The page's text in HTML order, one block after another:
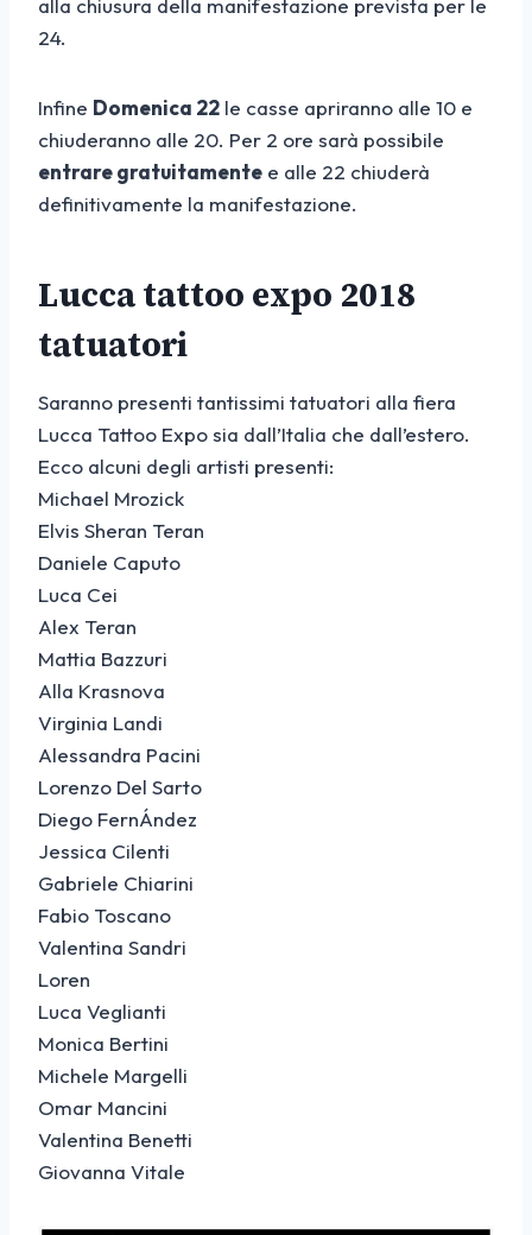
alla chiusura della manifestazione prevista per le
24.
Infine Domenica 22 le casse apriranno alle 10 e
chiuderanno alle 20. Per 2 ore sarà possibile
entrare gratuitamente e alle 22 chiuderà
definitivamente la manifestazione.
Lucca tattoo expo 2018
tatuatori
Saranno presenti tantissimi tatuatori alla fiera
Lucca Tattoo Expo sia dall’Italia che dall’estero.
Ecco alcuni degli artisti presenti:
Michael Mrozick
Elvis Sheran Teran
Daniele Caputo
Luca Cei
Alex Teran
Mattia Bazzuri
Alla Krasnova
Virginia Landi
Alessandra Pacini
Lorenzo Del Sarto
Diego FernÁndez
Jessica Cilenti
Gabriele Chiarini
Fabio Toscano
Valentina Sandri
Loren
Luca Veglianti
Monica Bertini
Michele Margelli
Omar Mancini
Valentina Benetti
Giovanna Vitale